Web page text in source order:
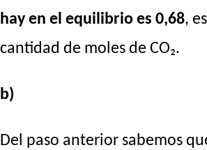
hay en el equilibrio es 0,68,
cantidad de moles de CO₂.
b)
Del paso anterior sabemos